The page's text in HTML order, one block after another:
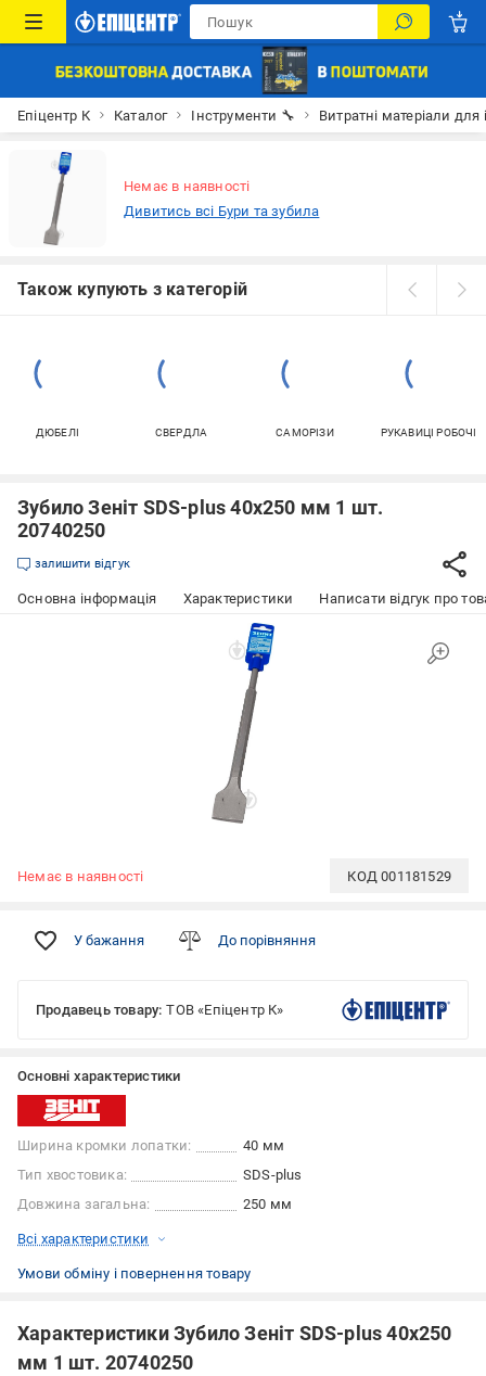
Епіцентр К Каталог Інструменти 🔧 Витратні матеріали для
Немає в наявності
Дивитись всі Бури та зубила
Також купують з категорій
ДЮБЕЛІ СВЕРДЛА САМОРІЗИ РУКАВИЦІ РОБОЧІ
Зубило Зеніт SDS-plus 40x250 мм 1 шт.
20740250
залишити відгук
Основна інформація Характеристики Написати відгук про
Немає в наявності КОД001181529
У бажання До порівняння
Продавець товару: ТОВ «Епіцентр К»
Основні характеристики
Ширина кромки лопатки:
40 мм
Тип хвостовика:
SDS-plus
Довжина загальна:
250 мм
Всі характеристики
Умови обміну і повернення товару
Характеристики Зубило Зеніт SDS-plus 40x250
мм 1 шт. 20740250